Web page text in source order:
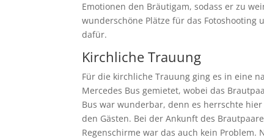
Emotionen den Bräutigam, sodass er zu
wunderschöne Plätze für das
dafür.
Kirchliche Trauung
Für die kirchliche Trauung ging es in eine
Mercedes Bus gemietet, wobei das
Bus war wunderbar, denn es herrschte
den Gästen. Bei der Ankunft des
Regenschirme war das auch kein Problem.